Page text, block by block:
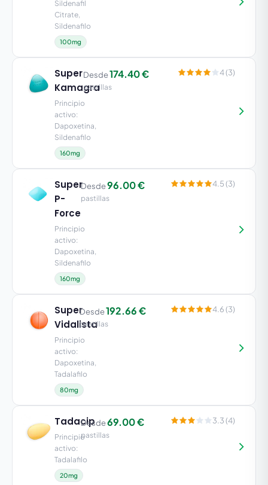
Super
Kamagra
Principio
activo:
Dapoxetina,
Sildenafilo
160mg
Desde174.40 €
pastillas
4 (3)
Super
P-
Force
Principio
activo:
Dapoxetina,
Sildenafilo
160mg
Desde96.00 €
pastillas
4.5 (3)
Super
Vidalista
Principio
activo:
Dapoxetina,
Tadalafilo
80mg
Desde192.66 €
pastillas
4.6 (3)
Tadacip
Principio
activo:
Tadalafilo
20mg
Desde69.00 €
pastillas
3.3 (4)
Sildenafil
Citrate,
Sildenafilo
100mg